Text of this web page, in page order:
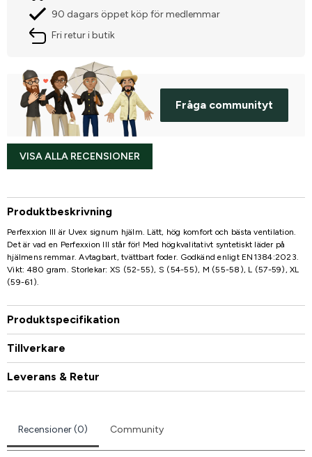
90 dagars öppet köp för medlemmar
Fri retur i butik
Fråga communityt
VISA ALLA RECENSIONER
Produktbeskrivning
Perfexxion III är Uvex signum hjälm. Lätt, hög komfort och bästa ventilation.
Det är vad en Perfexxion III står för! Med högkvalitativt syntetiskt läder på
hjälmens remmar. Avtagbart, tvättbart foder. Godkänd enligt EN1384:2023.
Vikt: 480 gram. Storlekar: XS (52-55), S (54-55), M (55-58), L (57-59), XL
(59-61).
Produktspecifikation
Tillverkare
Leverans & Retur
Recensioner (0) Community